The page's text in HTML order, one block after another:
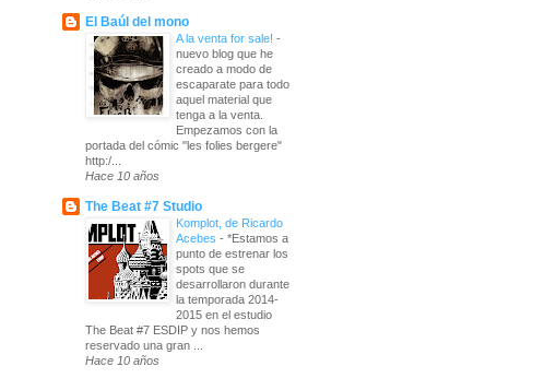
El Baúl del mono
A la venta for sale! -
nuevo blog que he
creado a modo de
escaparate para todo
aquel material que
tenga a la venta.
Empezamos con la
portada del cómic "les folies bergere"
http:/...
Hace 10 años
The Beat #7 Studio
Komplot, de Ricardo
Acebes - *Estamos a
punto de estrenar los
spots que se
desarrollaron durante
la temporada 2014-
2015 en el estudio
The Beat #7 ESDIP y nos hemos
reservado una gran ...
Hace 10 años